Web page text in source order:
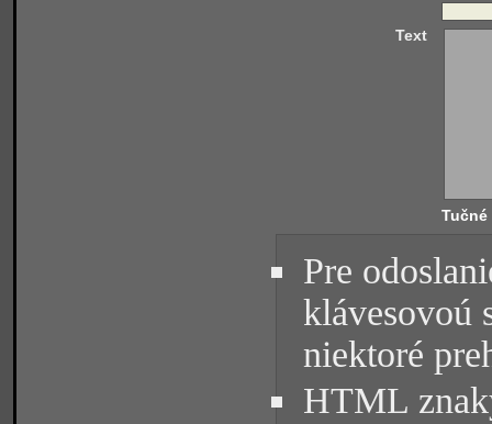
Text
Tučné
Pre
klávesovoú
niektoré
HTML